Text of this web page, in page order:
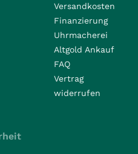
Versandkosten
Finanzierung
Uhrmacherei
Altgold Ankauf
FAQ
Vertrag
widerrufen